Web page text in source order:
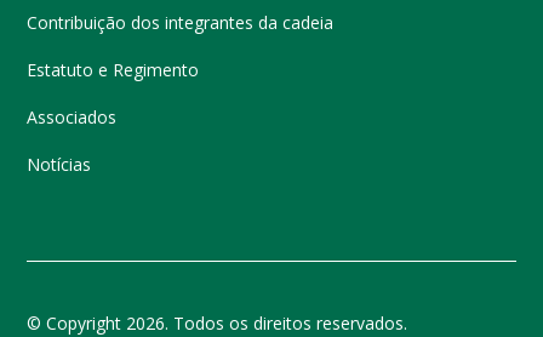
Contribuição dos integrantes da cadeia
Estatuto e Regimento
Associados
Notícias
© Copyright 2026. Todos os direitos reservados.